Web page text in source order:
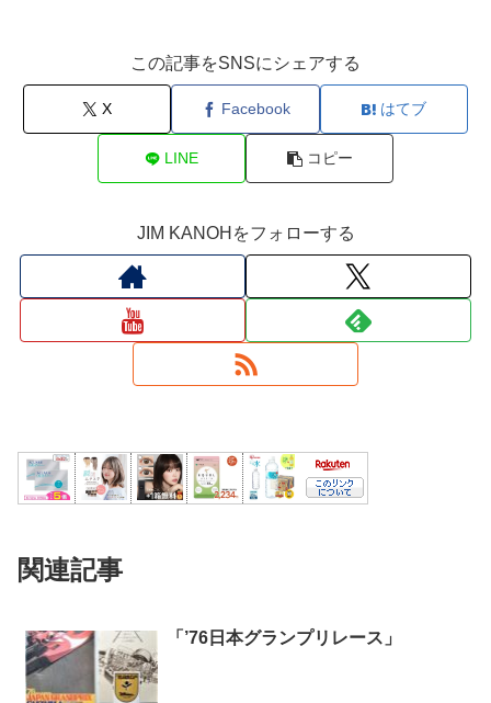
この記事をSNSにシェアする
X Facebook はてブ
LINE コピー
JIM KANOHをフォローする
関連記事
「’76日本グランプリレース」